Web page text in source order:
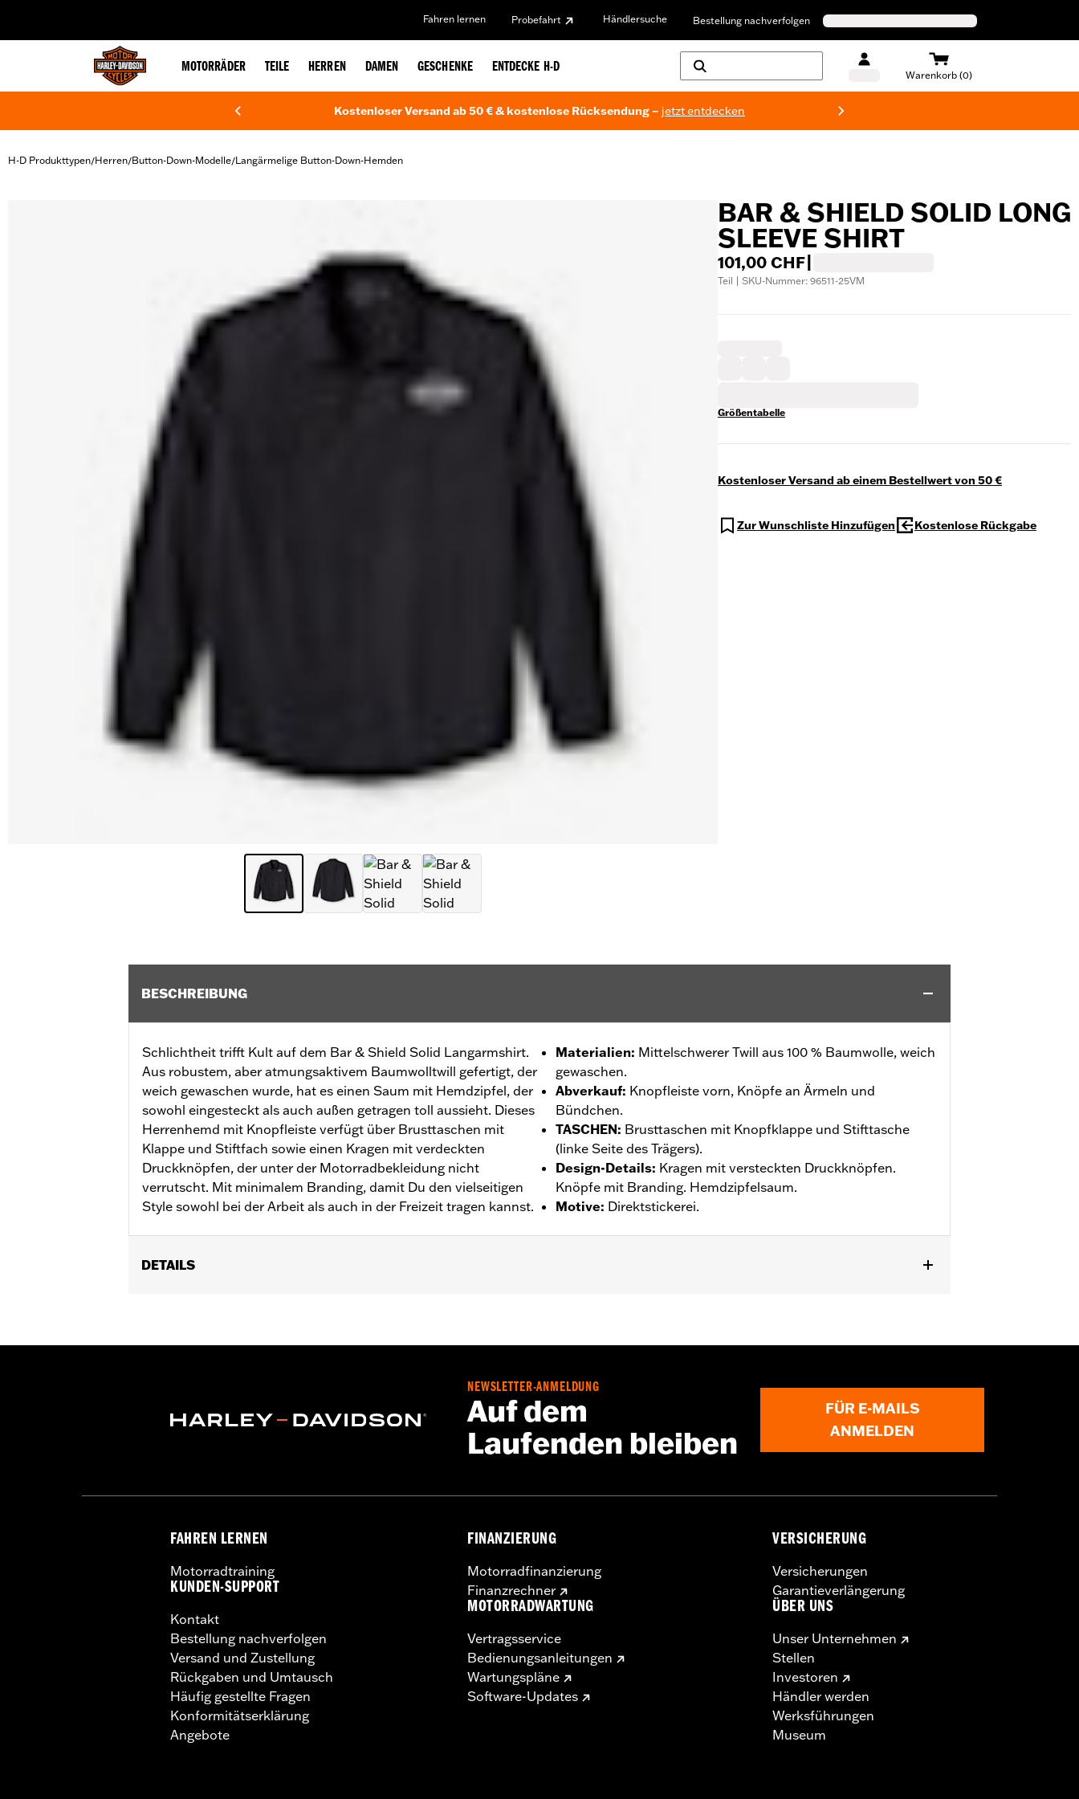
Fahren lernen Probefahrt Händlersuche Bestellung nachverfolgen
MOTORRÄDER TEILE HERREN DAMEN GESCHENKE ENTDECKE H-D
Warenkorb (0)
Kostenloser Versand ab 50 € & kostenlose Rücksendung – jetzt entdecken
H-D Produkttypen/Herren/Button-Down-Modelle/Langärmelige Button-Down-Hemden
BAR & SHIELD SOLID LONG
SLEEVE SHIRT
101,00 CHF
Teil | SKU-Nummer: 96511-25VM
Größentabelle
Kostenloser Versand ab einem Bestellwert von 50 €
Zur Wunschliste Hinzufügen Kostenlose Rückgabe
BESCHREIBUNG
Schlichtheit trifft Kult auf dem Bar & Shield Solid Langarmshirt.
Aus robustem, aber atmungsaktivem Baumwolltwill gefertigt, der
weich gewaschen wurde, hat es einen Saum mit Hemdzipfel, der
sowohl eingesteckt als auch außen getragen toll aussieht. Dieses
Herrenhemd mit Knopfleiste verfügt über Brusttaschen mit
Klappe und Stiftfach sowie einen Kragen mit verdeckten
Druckknöpfen, der unter der Motorradbekleidung nicht
verrutscht. Mit minimalem Branding, damit Du den vielseitigen
Style sowohl bei der Arbeit als auch in der Freizeit tragen kannst.
Materialien: Mittelschwerer Twill aus 100 % Baumwolle, weich
gewaschen.
Abverkauf: Knopfleiste vorn, Knöpfe an Ärmeln und
Bündchen.
TASCHEN: Brusttaschen mit Knopfklappe und Stifttasche
(linke Seite des Trägers).
Design-Details: Kragen mit versteckten Druckknöpfen.
Knöpfe mit Branding. Hemdzipfelsaum.
Motive: Direktstickerei.
DETAILS
Herkunft:Importiert
NEWSLETTER-ANMELDUNG
Auf dem
Laufenden bleiben
FÜR E-MAILS
ANMELDEN
FAHREN LERNEN
Motorradtraining
KUNDEN-SUPPORT
Kontakt
Bestellung nachverfolgen
Versand und Zustellung
Rückgaben und Umtausch
Häufig gestellte Fragen
Konformitätserklärung
Angebote
FINANZIERUNG
Motorradfinanzierung
Finanzrechner
MOTORRADWARTUNG
Vertragsservice
Bedienungsanleitungen
Wartungspläne
Software-Updates
VERSICHERUNG
Versicherungen
Garantieverlängerung
ÜBER UNS
Unser Unternehmen
Stellen
Investoren
Händler werden
Werksführungen
Museum